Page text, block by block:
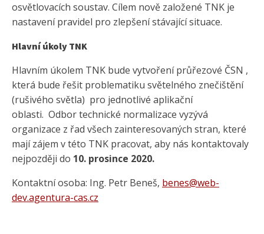
osvětlovacích soustav. Cílem nově založené TNK je
nastavení pravidel pro zlepšení stávající situace.
Hlavní úkoly TNK
Hlavním úkolem TNK bude vytvoření průřezové ČSN ,
která bude řešit problematiku světelného znečištění
(rušivého světla) pro jednotlivé aplikační
oblasti. Odbor technické normalizace vyzývá
organizace z řad všech zainteresovaných stran, které
mají zájem v této TNK pracovat, aby nás kontaktovaly
nejpozději do 10. prosince 2020.
Kontaktní osoba: Ing. Petr Beneš, benes@web-
dev.agentura-cas.cz